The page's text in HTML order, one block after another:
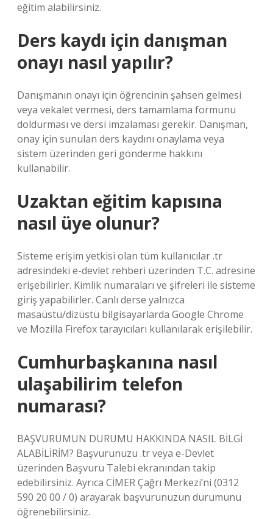
eğitim alabilirsiniz.
Ders kaydı için danışman
onayı nasıl yapılır?
Danışmanın onayı için öğrencinin şahsen gelmesi
veya vekalet vermesi, ders tamamlama formunu
doldurması ve dersi imzalaması gerekir. Danışman,
onay için sunulan ders kaydını onaylama veya
sistem üzerinden geri gönderme hakkını
kullanabilir.
Uzaktan eğitim kapısına
nasıl üye olunur?
Sisteme erişim yetkisi olan tüm kullanıcılar .tr
adresindeki e-devlet rehberi üzerinden T.C. adresine
erişebilirler. Kimlik numaraları ve şifreleri ile sisteme
giriş yapabilirler. Canlı derse yalnızca
masaüstü/dizüstü bilgisayarlarda Google Chrome
ve Mozilla Firefox tarayıcıları kullanılarak erişilebilir.
Cumhurbaşkanına nasıl
ulaşabilirim telefon
numarası?
BAŞVURUMUN DURUMU HAKKINDA NASIL BİLGİ
ALABİLİRİM? Başvurunuzu .tr veya e-Devlet
üzerinden Başvuru Talebi ekranından takip
edebilirsiniz. Ayrıca CİMER Çağrı Merkezi’ni (0312
590 20 00 / 0) arayarak başvurunuzun durumunu
öğrenebilirsiniz.